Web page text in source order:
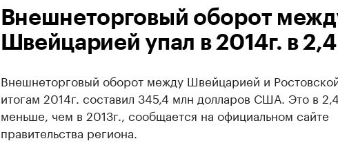
Внешнеторговый оборот
Швейцарией упал в 2014г. в
Внешнеторговый оборот между Швейцарией и
итогам 2014г. составил 345,4 млн долларов США. Это в
меньше, чем в 2013г., сообщается на официальном сайте
правительства региона.